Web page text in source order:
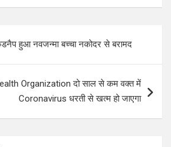
ar
हुआ नवजन्मा बच्चा नकोदर से बरामद
Organization दो साल से कम वक्त में
Coronavirus धरती से खत्म हो जाएगा